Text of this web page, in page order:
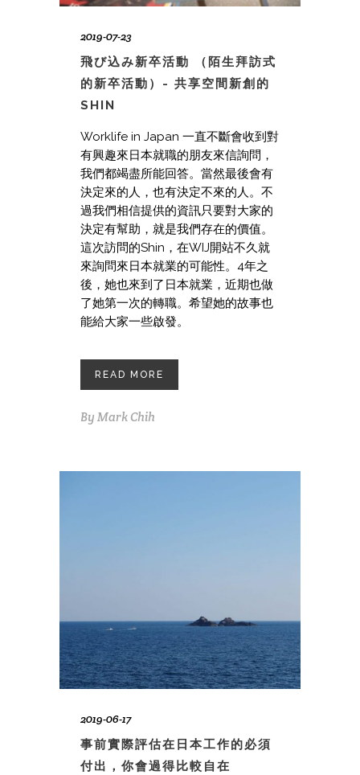
2019-07-23
飛び込み新卒活動 （陌生拜訪式
的新卒活動）- 共享空間新創的
SHIN
Worklife in Japan 一直不斷會收到對
有興趣來日本就職的朋友來信詢問，
我們都竭盡所能回答。當然最後會有
決定來的人，也有決定不來的人。不
過我們相信提供的資訊只要對大家的
決定有幫助，就是我們存在的價值。
這次訪問的Shin，在WIJ開站不久就
來詢問來日本就業的可能性。4年之
後，她也來到了日本就業，近期也做
了她第一次的轉職。希望她的故事也
能給大家一些啟發。
READ MORE
By Mark Chih
2019-06-17
事前實際評估在日本工作的必須
付出，你會過得比較自在